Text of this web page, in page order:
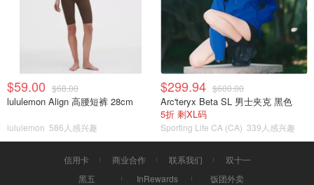
$59.00 $68.00
lululemon Align 高腰短裤 28cm
lululemon 586人感兴趣
$299.94 $600.00
Arc'teryx Beta SL 男士夹克 黑色
5折 剩XL码
Sporting Life CA (CA) 339人感兴趣
信用卡 商业合作 联系我们
双十一
黑五
InRewards
饭团外卖